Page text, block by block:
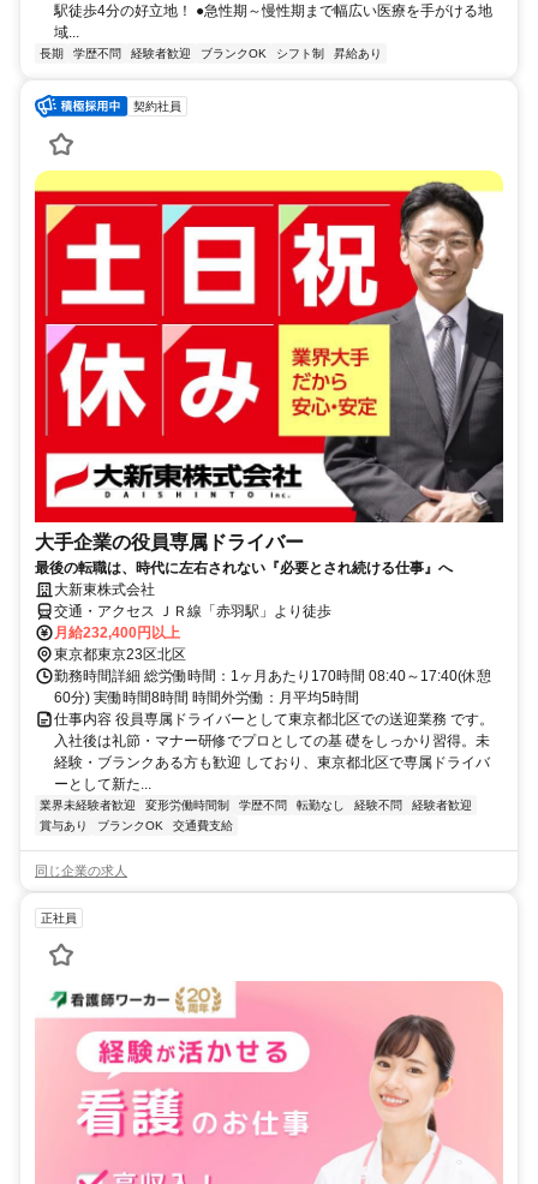
駅徒歩4分の好立地！ ●急性期～慢性期まで幅広い医療を手がける地
域...
長期 学歴不問 経験者歓迎 ブランクOK シフト制 昇給あり
契約社員
大手企業の役員専属ドライバー
最後の転職は、時代に左右されない『必要とされ続ける仕事』へ
大新東株式会社
交通・アクセス ＪＲ線「赤羽駅」より徒歩
月給232,400円以上
東京都東京23区北区
勤務時間詳細 総労働時間：1ヶ月あたり170時間 08:40～17:40(休憩
60分) 実働時間8時間 時間外労働：月平均5時間
仕事内容 役員専属ドライバーとして東京都北区での送迎業務 です。
入社後は礼節・マナー研修でプロとしての基 礎をしっかり習得。未
経験・ブランクある方も歓迎 しており、東京都北区で専属ドライバ
ーとして新た...
業界未経験者歓迎 変形労働時間制 学歴不問 転勤なし 経験不問
経験者歓迎
賞与あり
ブランクOK 交通費支給
同じ企業の求人
正社員